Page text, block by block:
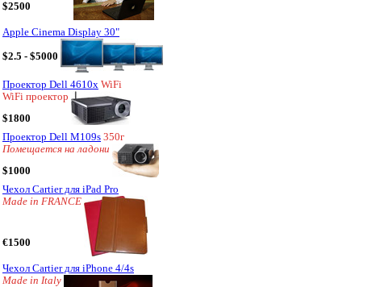
$2500
Apple Cinema Display 30"
$2.5 - $5000
Проектор Dell 4610x WiFi
WiFi проектор
$1800
Проектор Dell M109s 350г
Помещается на ладони
$1000
Чехол Cartier для iPad Pro
Made in FRANCE
€1500
Чехол Cartier для iPhone 4/4s
Made in Italy